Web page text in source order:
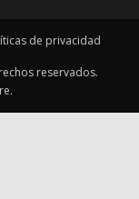
de privacidad
reservados.